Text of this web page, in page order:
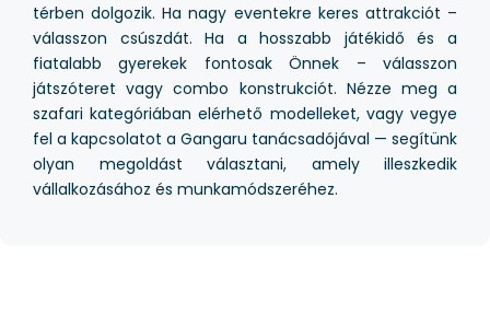
térben dolgozik. Ha nagy eventekre keres attrakciót –
válasszon csúszdát. Ha a hosszabb játékidő és a
fiatalabb gyerekek fontosak Önnek – válasszon
játszóteret vagy combo konstrukciót. Nézze meg a
szafari kategóriában elérhető modelleket, vagy vegye
fel a kapcsolatot a Gangaru tanácsadójával — segítünk
olyan megoldást választani, amely illeszkedik
vállalkozásához és munkamódszeréhez.